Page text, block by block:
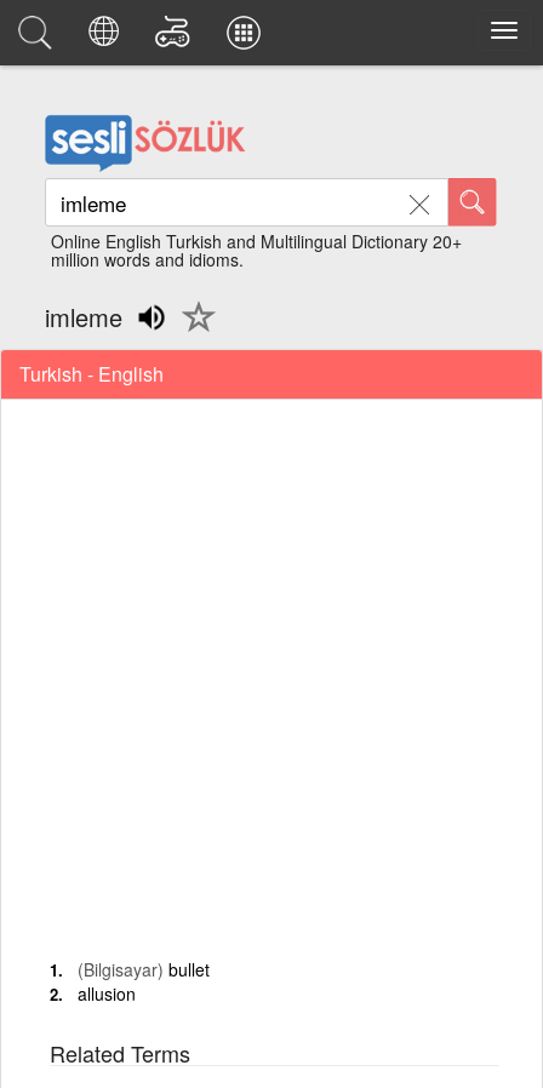
Online English Turkish and Multilingual Dictionary 20+
million words and idioms.
imleme
Turkish - English
(Bilgisayar) bullet
allusion
Related Terms